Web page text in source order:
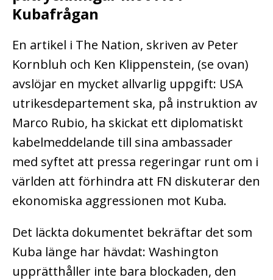
Kubafrågan
En artikel i The Nation, skriven av Peter
Kornbluh och Ken Klippenstein, (se ovan)
avslöjar en mycket allvarlig uppgift: USA
utrikesdepartement ska, på instruktion av
Marco Rubio, ha skickat ett diplomatiskt
kabelmeddelande till sina ambassader
med syftet att pressa regeringar runt om i
världen att förhindra att FN diskuterar den
ekonomiska aggressionen mot Kuba.
Det läckta dokumentet bekräftar det som
Kuba länge har hävdat: Washington
upprätthåller inte bara blockaden, den